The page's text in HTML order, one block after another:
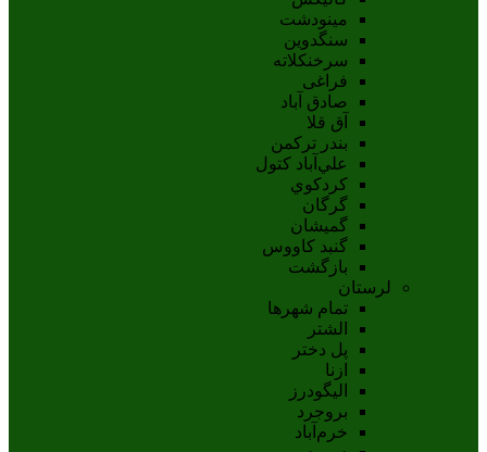
مینودشت
سنگدوین
سرخنکلاته
فراغی
صادق آباد
آق قلا
بندر ترکمن
علي‌آباد کتول
کردکوي
گرگان
گميشان
گنبد کاووس
بازگشت
لرستان
تمام شهر‌ها
الشتر
پل دختر
ازنا
اليگودرز
بروجرد
خرم‌آباد